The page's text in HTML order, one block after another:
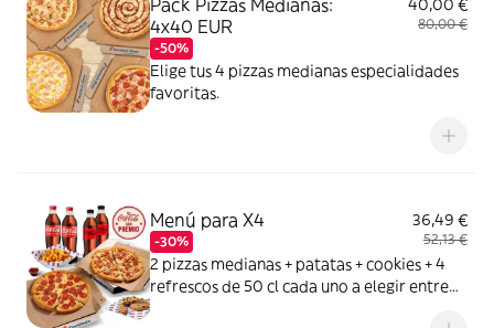
Pack Pizzas Medianas:
4x40 EUR
-50%
40,00 €
80,00 €
Elige tus 4 pizzas medianas especialidades
favoritas.
Menú para X4
-30%
36,49 €
52,13 €
2 pizzas medianas + patatas + cookies + 4
refrescos de 50 cl cada uno a elegir entre